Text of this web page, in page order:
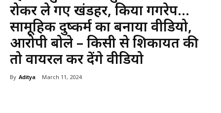
रोकर ले गए खंडहर, किया गैंगरेप…
सामूहिक दुष्कर्म का बनाया वीडियो,
आरोपी बोले – किसी से शिकायत की
तो वायरल कर देंगे वीडियो
By Aditya March 11, 2024